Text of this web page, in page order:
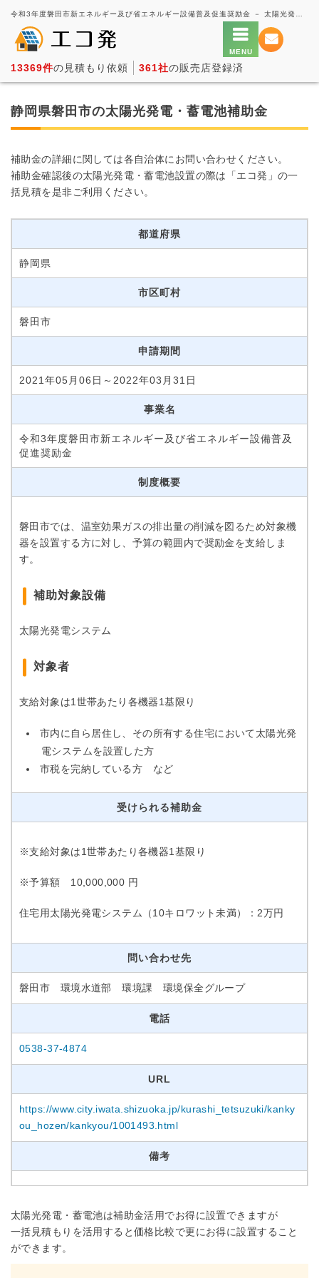
13369件の見積もり依頼 361社の販売店登録済
静岡県磐田市の太陽光発電・蓄電池補助金
補助金の詳細に関しては各自治体にお問い合わせください。
補助金確認後の太陽光発電・蓄電池設置の際は「エコ発」の一
括見積を是非ご利用ください。
都道府県
静岡県
市区町村
磐田市
申請期間
2021年05月06日～2022年03月31日
事業名
令和3年度磐田市新エネルギー及び省エネルギー設備普及
促進奨励金
制度概要
磐田市では、温室効果ガスの排出量の削減を図るため対象機
器を設置する方に対し、予算の範囲内で奨励金を支給しま
す。
補助対象設備
太陽光発電システム
対象者
支給対象は1世帯あたり各機器1基限り
市内に自ら居住し、その所有する住宅において太陽光発
電システムを設置した方
市税を完納している方 など
受けられる補助金
※支給対象は1世帯あたり各機器1基限り
※予算額 10,000,000 円
住宅用太陽光発電システム（10キロワット未満）：2万円
問い合わせ先
磐田市 環境水道部 環境課 環境保全グループ
電話
0538-37-4874
URL
https://www.city.iwata.shizuoka.jp/kurashi_tetsuzuki/kanky
ou_hozen/kankyou/1001493.html
備考
太陽光発電・蓄電池は補助金活用でお得に設置できますが
一括見積もりを活用すると価格比較で更にお得に設置すること
ができます。